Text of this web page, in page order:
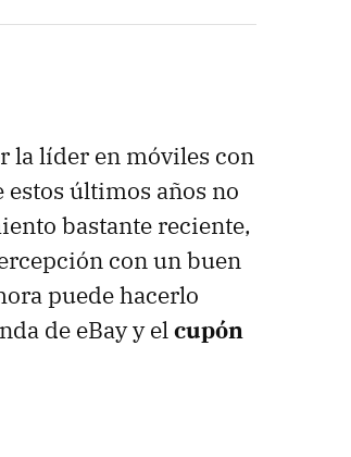
la líder en móviles con
últimos años no
bastante reciente,
con un buen
puede hacerlo
de eBay y elcupón